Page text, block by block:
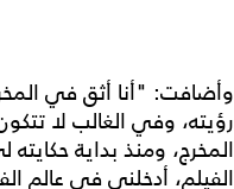
وأضافت: "أنا أثق في
رؤيته، وفي الغالب لا
المخرج، ومنذ بداية
الفيلم، أدخلني في عالم